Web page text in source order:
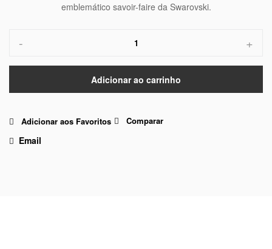
emblemático savoir-faire da Swarovski.
- +
Adicionar ao carrinho
Adicionar aos Favoritos Comparar
Email